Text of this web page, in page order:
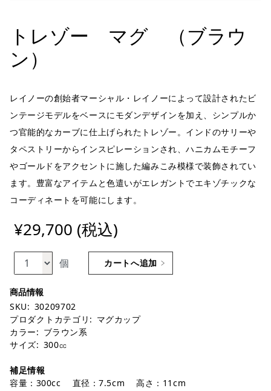
トレゾー マグ （ブラウ
ン）
レイノーの創始者マーシャル・レイノーによって設計されたビ
ンテージモデルをベースにモダンデザインを加え、シンプルか
つ官能的なカーブに仕上げられたトレゾー。インドのサリーや
タペストリーからインスピレーションされ、ハニカムモチーフ
やゴールドをアクセントに施した編みこみ模様で装飾されてい
ます。豊富なアイテムと色遣いがエレガントでエキゾチックな
コーディネートを可能にします。
¥29,700 (税込)
個 カートへ追加
SKU: 30209702
プロダクトカテゴリ: マグカップ
カラー: ブラウン系
サイズ: 300㏄
補足情報
容量：300cc 直径：7.5cm 高さ：11cm